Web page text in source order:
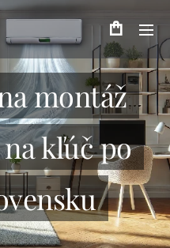
montáž
kľúč po